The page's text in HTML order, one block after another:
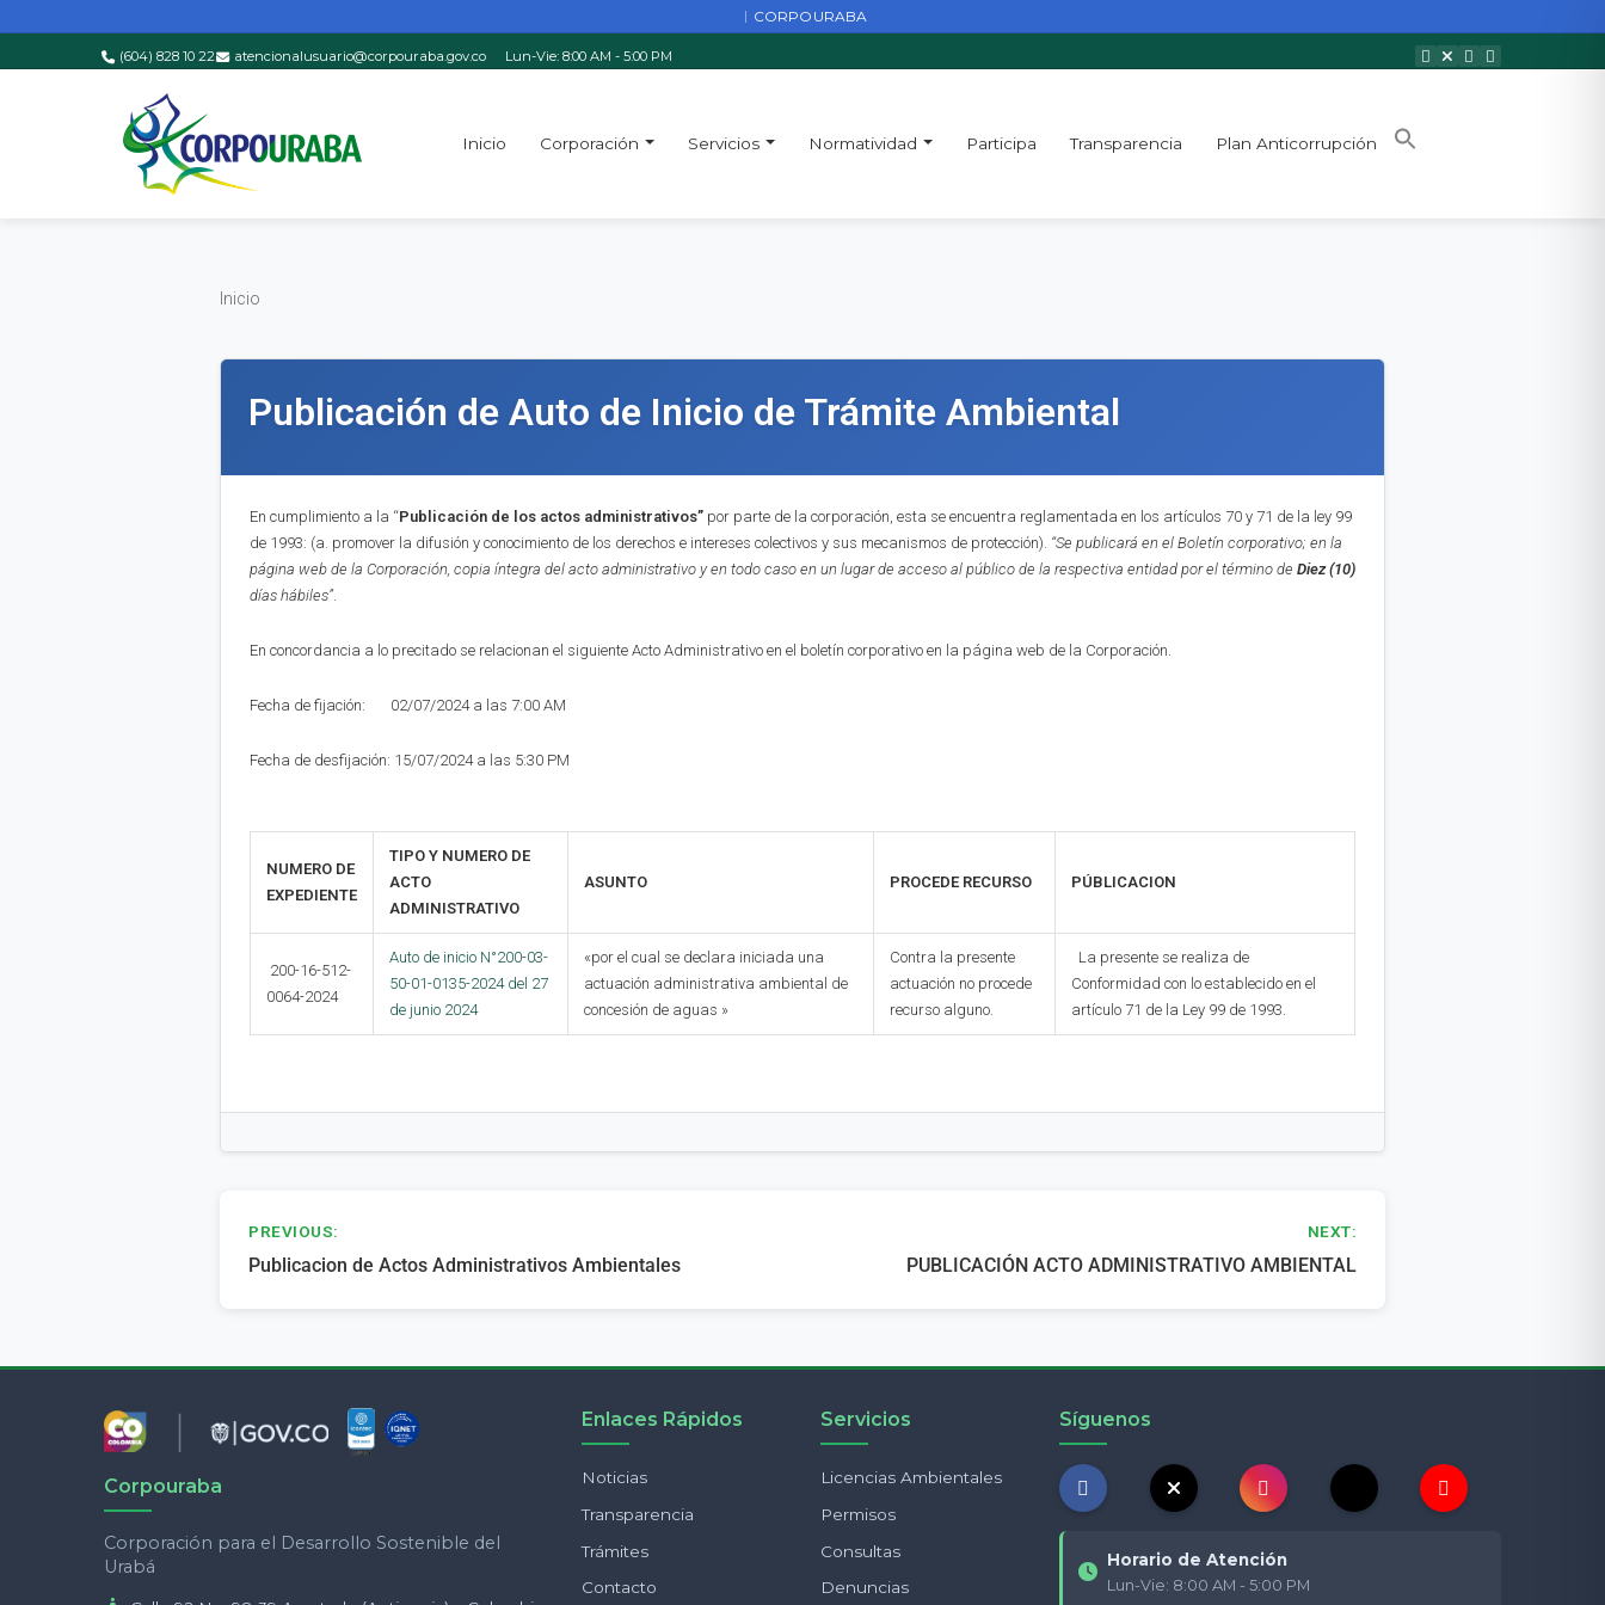
Saltar al contenido principal
| CORPOURABA
(604) 828 10 22 atencionalusuario@corpouraba.gov.co Lun-Vie: 8:00 AM - 5:00 PM
Inicio Corporación Servicios Normatividad Participa Transparencia Plan Anticorrupción
Inicio
Inicio
Publicación de Auto de Inicio de Trámite Ambiental
En cumplimiento a la “Publicación de los actos administrativos” por parte de la corporación, esta se encuentra reglamentada en los artículos 70 y 71 de la ley 99
de 1993: (a. promover la difusión y conocimiento de los derechos e intereses colectivos y sus mecanismos de protección). “Se publicará en el Boletín corporativo; en la
página web de la Corporación, copia íntegra del acto administrativo y en todo caso en un lugar de acceso al público de la respectiva entidad por el término de Diez (10)
días hábiles”.
En concordancia a lo precitado se relacionan el siguiente Acto Administrativo en el boletín corporativo en la página web de la Corporación.
Fecha de fijación: 02/07/2024 a las 7:00 AM
Fecha de desfijación: 15/07/2024 a las 5:30 PM
NUMERO DE
EXPEDIENTE
TIPO Y NUMERO DE
ACTO
ADMINISTRATIVO
ASUNTO PROCEDE RECURSO PÚBLICACION
200-16-512-
0064-2024
Auto de inicio N°200-03-
50-01-0135-2024 del 27
de junio 2024
«por el cual se declara iniciada una
actuación administrativa ambiental de
concesión de aguas »
Contra la presente
actuación no procede
recurso alguno.
La presente se realiza de
Conformidad con lo establecido en el
artículo 71 de la Ley 99 de 1993.
Navegación
de
PREVIOUS:
Publicacion de Actos Administrativos Ambientales
NEXT:
PUBLICACIÓN ACTO ADMINISTRATIVO AMBIENTAL
Corpouraba
Corporación para el Desarrollo Sostenible del
Urabá
Enlaces Rápidos
Noticias
Transparencia
Trámites
Contacto
Servicios
Licencias Ambientales
Permisos
Consultas
Denuncias
Síguenos
Horario de Atención
Lun-Vie: 8:00 AM - 5:00 PM